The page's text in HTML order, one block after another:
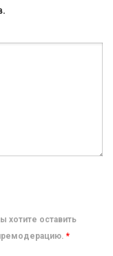
хотите оставить
*